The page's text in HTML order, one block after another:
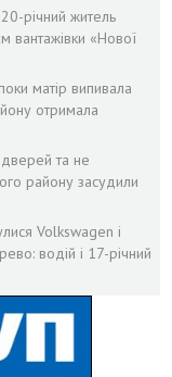
річний житель
вантажівки «Нової
матір випивала
отримала
дверей та не
району засудили
Volkswagen і
водій і 17-річний